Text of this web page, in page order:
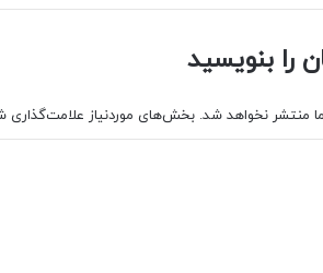
را بنویسید
منتشر نخواهد شد. بخش‌های موردنیاز علامت‌گذاری